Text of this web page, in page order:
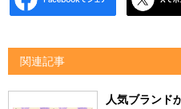
関連記事
人気ブランド